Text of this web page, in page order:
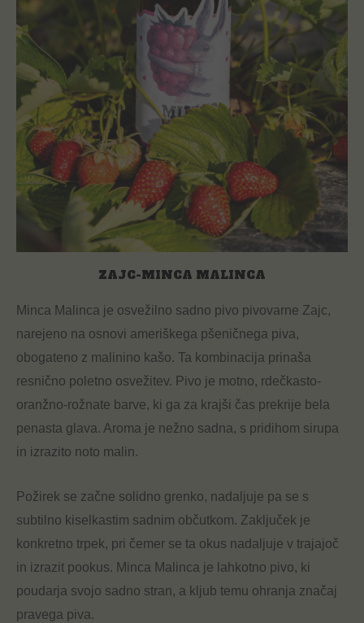
ZAJC-MINCA MALINCA
Minca Malinca je osvežilno sadno pivo pivovarne Zajc,
narejeno na osnovi ameriškega pšeničnega piva,
obogateno z malinino kašo. Ta kombinacija prinaša
resnično poletno osvežitev. Pivo je motno, rdečkasto-
oranžno-rožnate barve, ki ga za krajši čas prekrije bela
penasta glava. Aroma je nežno sadna, s pridihom sirupa
in izrazito noto malin.
Požirek se začne solidno grenko, nadaljuje pa se s
subtilno kiselkastim sadnim občutkom. Zaključek je
konkretno trpek, pri čemer se ta okus nadaljuje v trajajoč
in izrazit pookus. Minca Malinca je lahkotno pivo, ki
poudarja svojo sadno stran, a kljub temu ohranja značaj
pravega piva.